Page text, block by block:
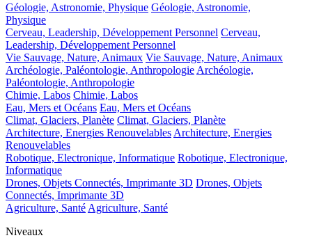
Géologie, Astronomie, Physique Géologie, Astronomie,
Physique
Cerveau, Leadership, Développement Personnel Cerveau,
Leadership, Développement Personnel
Vie Sauvage, Nature, Animaux Vie Sauvage, Nature, Animaux
Archéologie, Paléontologie, Anthropologie Archéologie,
Paléontologie, Anthropologie
Chimie, Labos Chimie, Labos
Eau, Mers et Océans Eau, Mers et Océans
Climat, Glaciers, Planète Climat, Glaciers, Planète
Architecture, Energies Renouvelables Architecture, Energies
Renouvelables
Robotique, Electronique, Informatique Robotique, Electronique,
Informatique
Drones, Objets Connectés, Imprimante 3D Drones, Objets
Connectés, Imprimante 3D
Agriculture, Santé Agriculture, Santé
Niveaux